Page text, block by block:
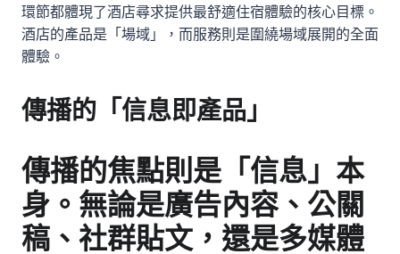
環節都體現了酒店尋求提供最舒適住宿體驗的核心目標。
酒店的產品是「場域」，而服務則是圍繞場域展開的全面
體驗。
傳播的「信息即產品」
傳播的焦點則是「信息」本
身。無論是廣告內容、公關
稿、社群貼文，還是多媒體